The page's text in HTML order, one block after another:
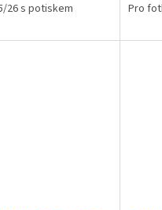
26 s potiskem
Pro